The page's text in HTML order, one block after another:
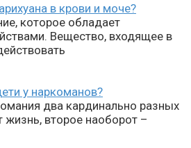
в крови и моче?
которое обладает
Вещество, входящее в
у наркоманов?
два кардинально разных
жизнь, второе наоборот –